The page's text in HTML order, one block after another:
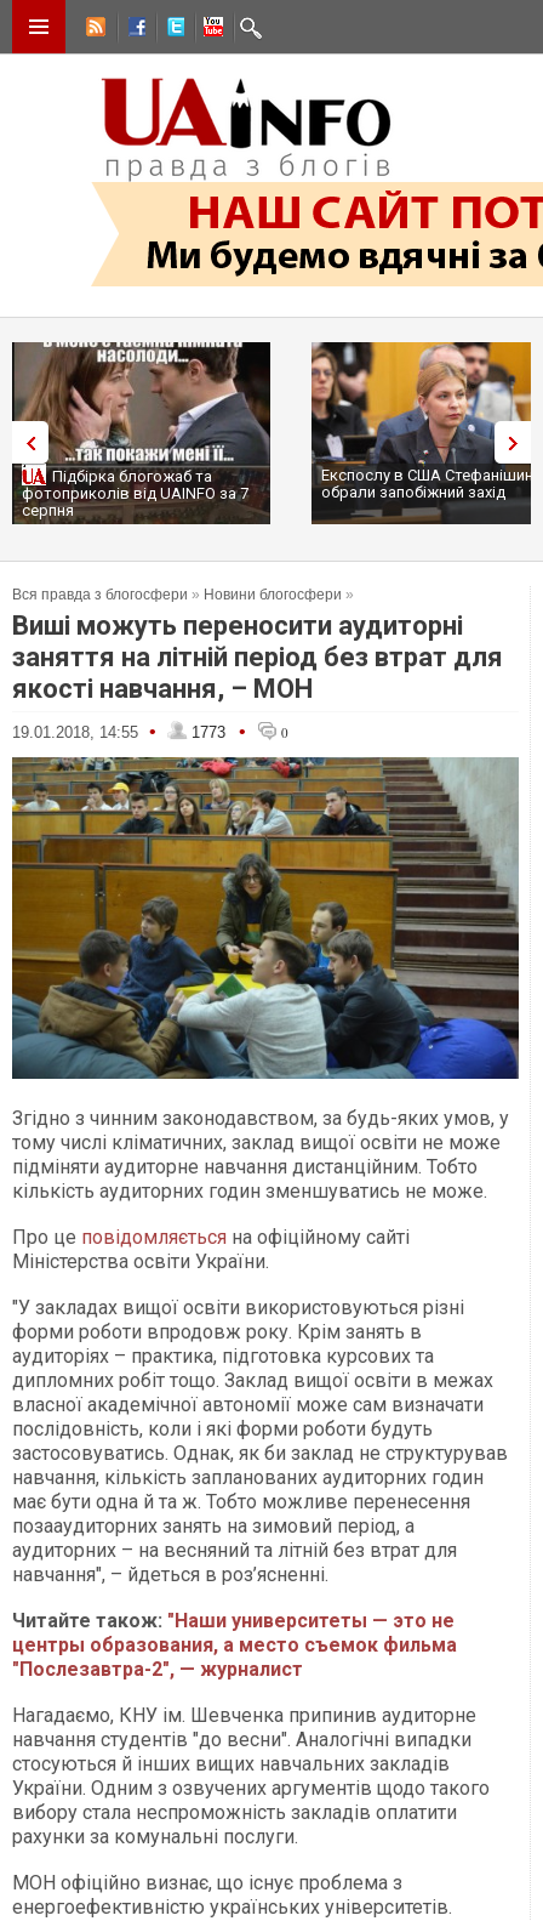
Підбірка блогожаб та
фотоприколів від UAINFO за 7
серпня
Експослу в США
обрали запобіжний захід
Вся правда з блогосфери » Новини блогосфери »
Виші можуть переносити аудиторні
заняття на літній період без втрат для
якості навчання, – МОН
19.01.2018, 14:55 • 1773 • 0
Згідно з чинним законодавством, за будь-яких умов, у
тому числі кліматичних, заклад вищої освіти не може
підміняти аудиторне навчання дистанційним. Тобто
кількість аудиторних годин зменшуватись не може.
Про це повідомляється на офіційному сайті
Міністерства освіти України.
"У закладах вищої освіти використовуються різні
форми роботи впродовж року. Крім занять в
аудиторіях – практика, підготовка курсових та
дипломних робіт тощо. Заклад вищої освіти в межах
власної академічної автономії може сам визначати
послідовність, коли і які форми роботи будуть
застосовуватись. Однак, як би заклад не структурував
навчання, кількість запланованих аудиторних годин
має бути одна й та ж. Тобто можливе перенесення
позааудиторних занять на зимовий період, а
аудиторних – на весняний та літній без втрат для
навчання", – йдеться в роз’ясненні.
Читайте також: "Наши университеты — это не
центры образования, а место съемок фильма
"Послезавтра-2", — журналист
Нагадаємо, КНУ ім. Шевченка припинив аудиторне
навчання студентів "до весни". Аналогічні випадки
стосуються й інших вищих навчальних закладів
України. Одним з озвучених аргументів щодо такого
вибору стала неспроможність закладів оплатити
рахунки за комунальні послуги.
МОН офіційно визнає, що існує проблема з
енергоефективністю українських університетів.